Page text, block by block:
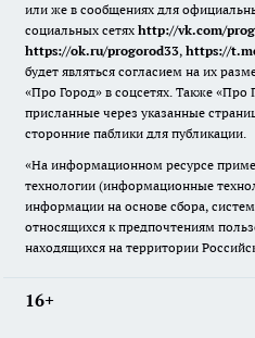
или же в сообщениях для
социальных сетях http://vk.com/
https://ok.ru/progorod33, https://
будет являться согласием на их
«Про Город» в соцсетях. Также «Про
присланные через указанные
сторонние паблики для публикации.
«На информационном ресурсе
технологии (информационные
информации на основе сбора,
относящихся к предпочтениям
находящихся на территории
16+